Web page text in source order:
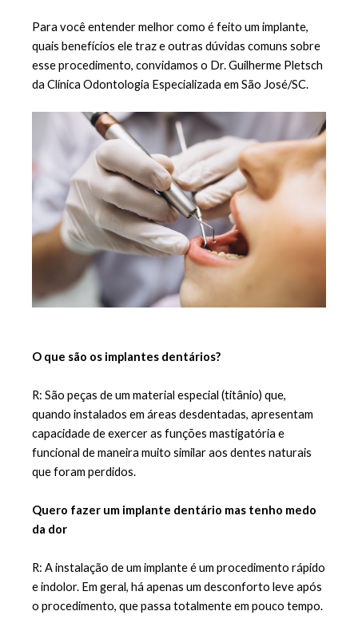
Para você entender melhor como é feito um implante,
quais benefícios ele traz e outras dúvidas comuns sobre
esse procedimento, convidamos o Dr. Guilherme Pletsch
da Clínica Odontologia Especializada em São José/SC.
O que são os implantes dentários?
R: São peças de um material especial (titânio) que,
quando instalados em áreas desdentadas, apresentam
capacidade de exercer as funções mastigatória e
funcional de maneira muito similar aos dentes naturais
que foram perdidos.
Quero fazer um implante dentário mas tenho medo
da dor
R: A instalação de um implante é um procedimento rápido
e indolor. Em geral, há apenas um desconforto leve após
o procedimento, que passa totalmente em pouco tempo.